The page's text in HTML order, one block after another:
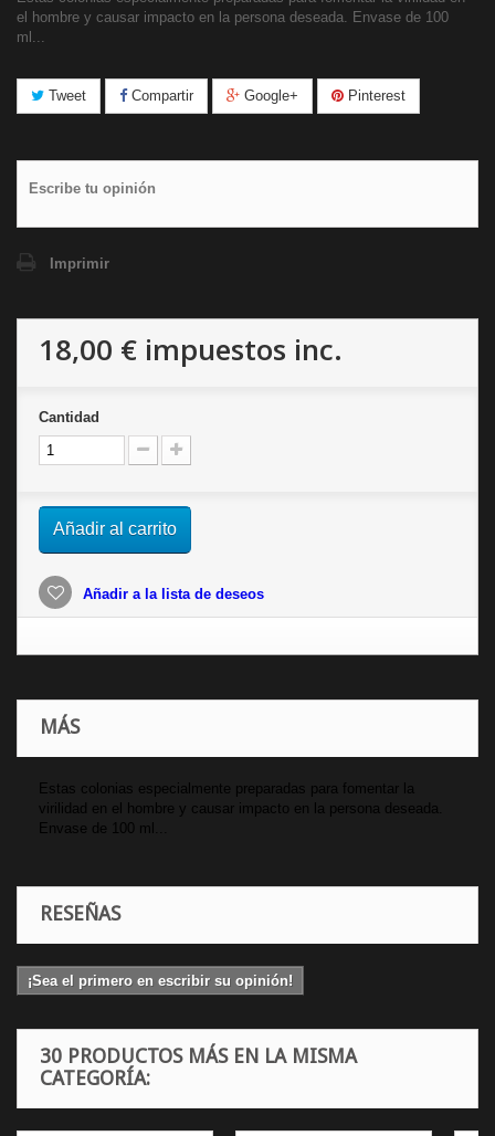
el hombre y causar impacto en la persona deseada. Envase de 100
ml...
Tweet Compartir Google+ Pinterest
Escribe tu opinión
Imprimir
18,00 € impuestos inc.
Cantidad
Añadir al carrito
Añadir a la lista de deseos
MÁS
Estas colonias especialmente preparadas para fomentar la
virilidad en el hombre y causar impacto en la persona deseada.
Envase de 100 ml...
RESEÑAS
¡Sea el primero en escribir su opinión!
30 PRODUCTOS MÁS EN LA MISMA
CATEGORÍA: